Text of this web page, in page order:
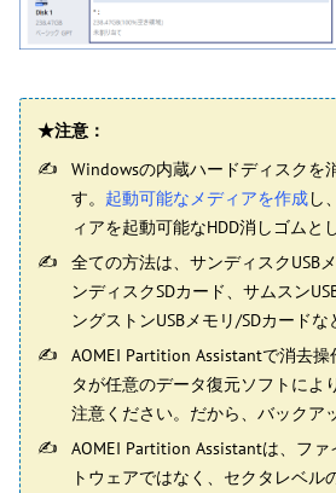
★注意：
Windowsの内蔵ハードディスクを
す。 起動可能なメディアを作成し
ィアを起動可能なHDD消しゴムと
全ての方法は、サンディスクUSB
ンディスクSDカード、サムスン
ングストンUSBメモリ/SDカードな
AOMEI Partition Assistantで消去
タが任意のデータ復元ソフトによ
注意ください。だから、バックア
AOMEI Partition Assistantは、フ
トウェアではなく、セクタレベル